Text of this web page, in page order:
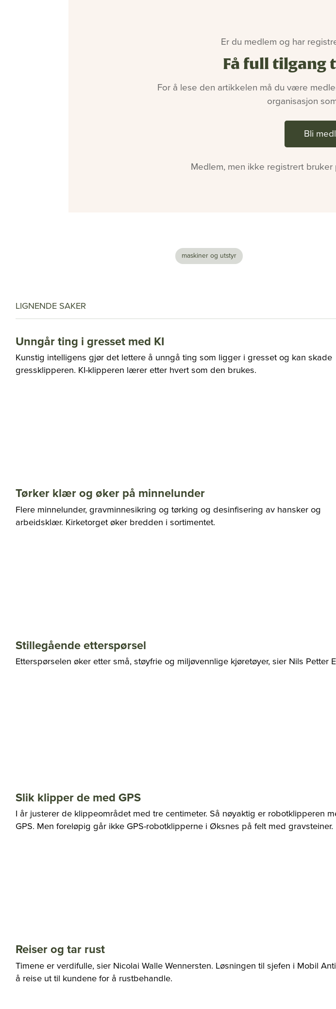
Er du medlem og har
Få full tilgang
For å lese den artikkelen må du være
organisasjon
Bli
Medlem, men ikke registrert
maskiner og utstyr
LIGNENDE SAKER
Unngår ting i gresset med KI
Kunstig intelligens gjør det lettere å unngå ting som ligger i gresset og kan skade
gressklipperen. KI-klipperen lærer etter hvert som den brukes.
Tørker klær og øker på minnelunder
Flere minnelunder, gravminnesikring og tørking og desinfisering av hansker og
arbeidsklær. Kirketorget øker bredden i sortimentet.
Stillegående etterspørsel
Etterspørselen øker etter små, støyfrie og miljøvennlige kjøretøyer, sier Nils Petter
Slik klipper de med GPS
I år justerer de klippeområdet med tre centimeter. Så nøyaktig er robotklipperen
GPS. Men foreløpig går ikke GPS-robotklipperne i Øksnes på felt med gravsteiner.
Reiser og tar rust
Timene er verdifulle, sier Nicolai Walle Wennersten. Løsningen til sjefen i Mobil
å reise ut til kundene for å rustbehandle.